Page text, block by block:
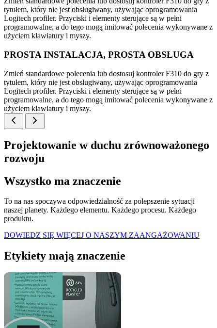
tytułem, który nie jest obsługiwany, używając oprogramowania
Logitech profiler. Przyciski i elementy sterujące są w pełni
programowalne, a do tego mogą imitować polecenia wykonywane z
użyciem klawiatury i myszy.
PROSTA INSTALACJA, PROSTA OBSŁUGA
Zmień standardowe polecenia lub dostosuj kontroler F310 do gry z
tytułem, który nie jest obsługiwany, używając oprogramowania
Logitech profiler. Przyciski i elementy sterujące są w pełni
programowalne, a do tego mogą imitować polecenia wykonywane z
użyciem klawiatury i myszy.
Projektowanie w duchu zrównoważonego
rozwoju
Wszystko ma znaczenie
To na nas spoczywa odpowiedzialność za polepszenie sytuacji
naszej planety. Każdego elementu. Każdego procesu. Każdego
produktu.
DOWIEDZ SIĘ WIĘCEJ O NASZYM ZAANGAŻOWANIU
Etykiety mają znaczenie